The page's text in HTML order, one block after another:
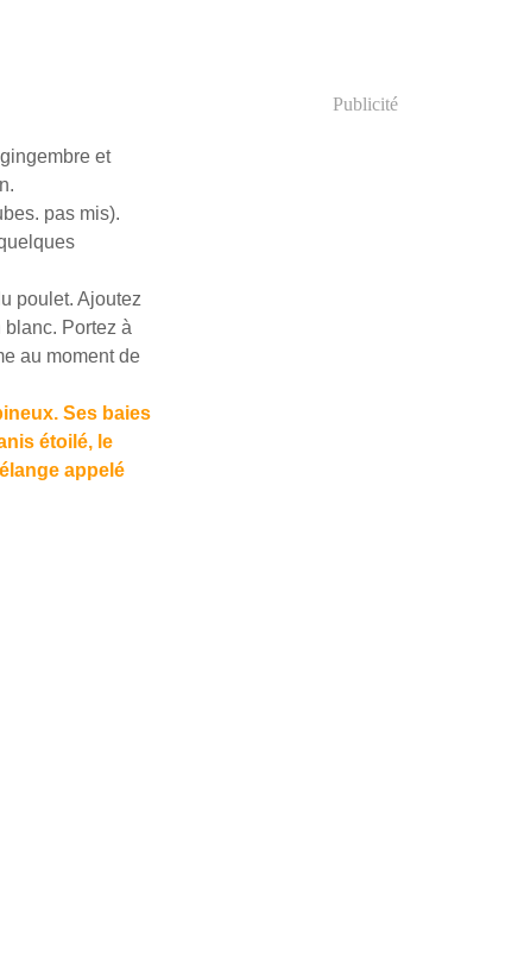
et
pas mis).
poulet. Ajoutez
Portez à
au moment de
Ses baies
étoilé, le
appelé
Publicité